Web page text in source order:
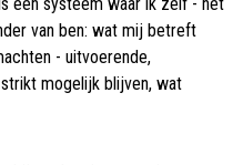
een systeem waar ik zelf - net
van ben: wat mij betreft
- uitvoerende,
mogelijk blijven, wat